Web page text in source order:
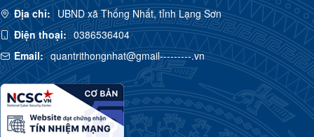
Địa chỉ: UBND xã Thống Nhất, tỉnh Lạng Sơn
Điện thoại: 0386536404
Email: quantrithongnhat@gmail---------.vn